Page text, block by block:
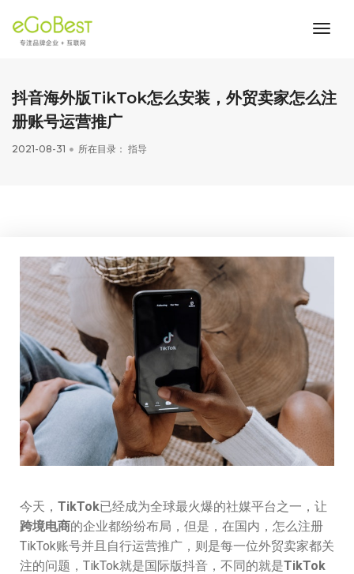
抖音海外版TikTok怎么安装，外贸卖家怎么注
册账号运营推广
2021-08-31 所在目录： 指导
今天， TikTok已经成为全球最火爆的社媒平台之一，让
跨境电商的企业都纷纷布局，但是，在国内，怎么注册
TikTok账号并且自行运营推广，则是每一位外贸卖家都关
注的问题，TikTok就是国际版抖音，不同的就是TikTok